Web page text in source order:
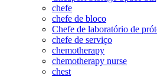
chefe
chefe de bloco
Chefe de laboratório de
chefe de serviço
chemotherapy
chemotherapy nurse
chest